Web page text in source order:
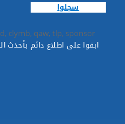
سجلوا
clymb, qaw, tlp, sponsor
ابقوا على اطلاع دائم بأحدث